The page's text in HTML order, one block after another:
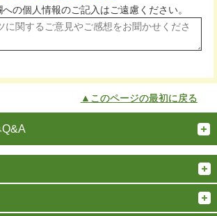
の個人情報のご記入はご遠慮ください。
▲このページの最初に戻る